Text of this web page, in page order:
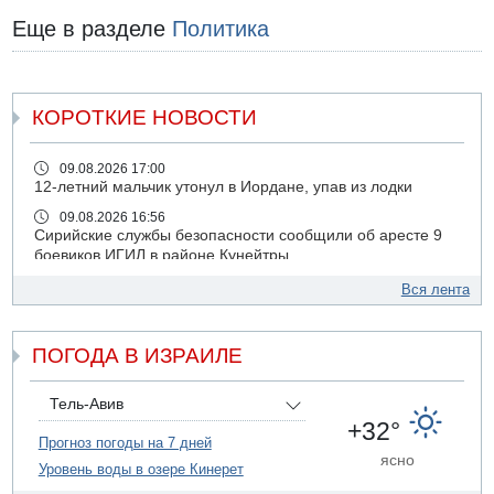
Еще в разделе Политика
КОРОТКИЕ НОВОСТИ
09.08.2026 17:00
12-летний мальчик утонул в Иордане, упав из лодки
09.08.2026 16:56
Сирийские службы безопасности сообщили об аресте 9
боевиков ИГИЛ в районе Кунейтры
Прогноз погоды: с понедельника усиление жары в
09.08.2026 15:49
Хуситы сообщили об ударе дроном по саудовскому НПЗ
09.08.2026 14:43
Умер пятилетний ребенок, забытый в закрытой машине
в Лоде
Вся лента
ПОГОДА В ИЗРАИЛЕ
Тель-Авив
Прогноз погоды на 7 дней
Уровень воды в озере Кинерет
+32°
ясно